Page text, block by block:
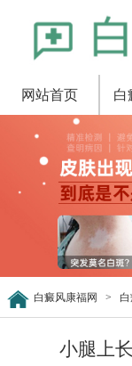
网站首页 白
白癜风康福网 >
小腿上